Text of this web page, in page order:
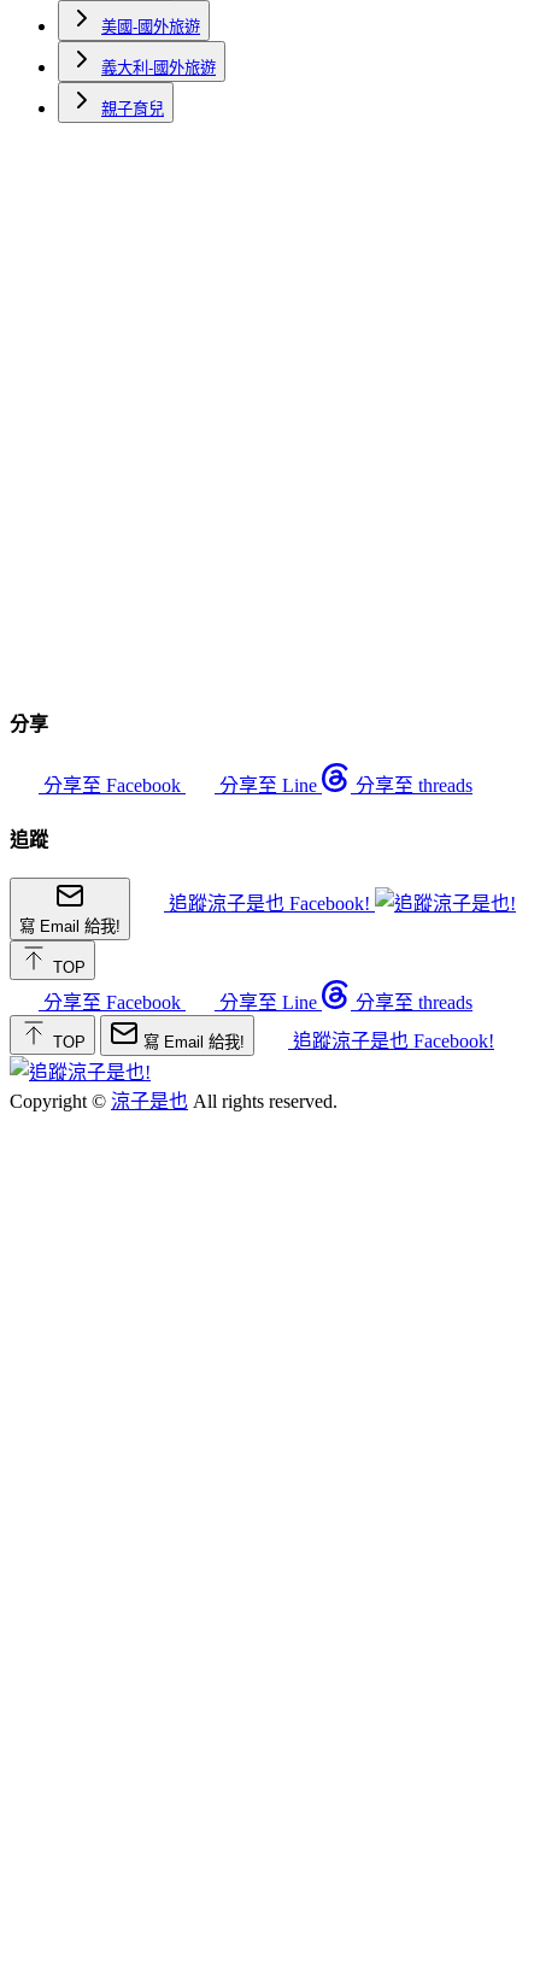
美國-國外旅遊
義大利-國外旅遊
親子育兒
分享
分享至 Facebook 分享至 Line 分享至 threads
追蹤
寫 Email 給我!
追蹤涼子是也 Facebook!
TOP
分享至 Facebook 分享至 Line 分享至 threads
TOP 寫 Email 給我! 追蹤涼子是也 Facebook!
Copyright © 涼子是也 All rights reserved.